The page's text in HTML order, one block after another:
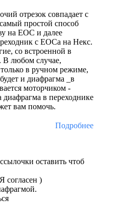
отрезок совпадает с
простой способ
на ЕОС и далее
с ЕОСа на Некс.
со встроенной в
В любом случае,
только в ручном режиме,
и диафрагма _в
моторчиком -
диафрагма в переходнике
вам помочь.
Подробнее
оставить чтоб
согласен )